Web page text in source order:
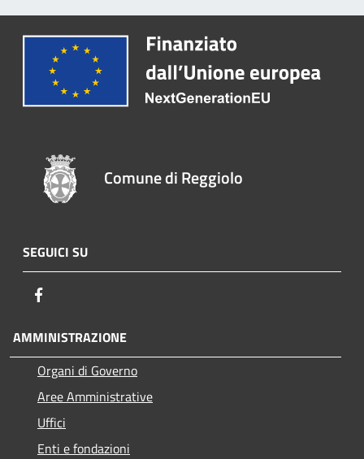
Comune di Reggiolo
SEGUICI SU
AMMINISTRAZIONE
Organi di Governo
Aree Amministrative
Uffici
Enti e fondazioni